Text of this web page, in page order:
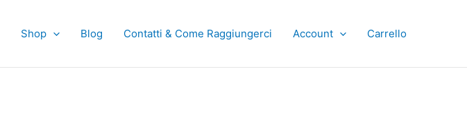
Shop Blog Contatti & Come Raggiungerci Account Carrello